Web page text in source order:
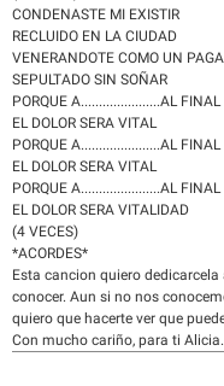
CONDENASTE MI EXISTIR
RECLUIDO EN LA CIUDAD
VENERANDOTE COMO UN
SEPULTADO SIN SOÑAR
PORQUE A......................AL FINAL
EL DOLOR SERA VITAL
PORQUE A......................AL FINAL
EL DOLOR SERA VITAL
PORQUE A......................AL FINAL
EL DOLOR SERA VITALIDAD
(4 VECES)
*ACORDES*
Esta cancion quiero
conocer. Aun si no nos
quiero que hacerte ver que
Con mucho cariño, para ti